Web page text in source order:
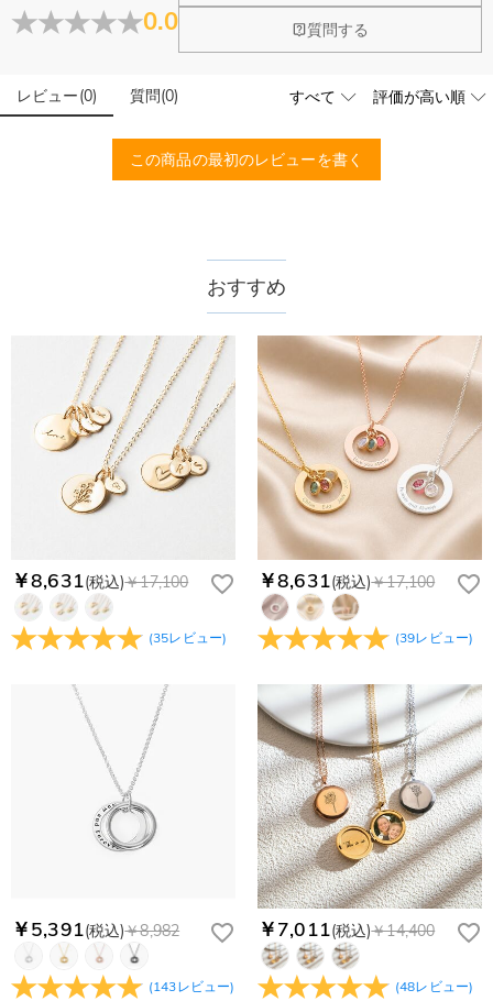
0.0 質問する
レビュー(0) 質問(0)
この商品の最初のレビューを書く
店頭や実店舗とかありますか？
店舗に費やす家賃や保険、人的労力等のコストを節約して、商
営しております。
輝きと高い硬度を誇る最高級品質グレード5Aのキューピッド
ジルコニアを使用しており、その中でも専門の職人によるカッ
トを施し、最上級位のスーパーキュービックジルコニアとなり
こちらの商品を身に付けると、肌が緑色に変色しま
いいえ、肌を緑色に変色させたのは真鍮や銅が含まれた製品で
送料は配送方法によって異なります。通常配送は送料が1,620
円で、11,700円以上で無料になります。速達配送は送料が
4,680円になります。ご注文金額が25,200以上なら速達配送も
無料となります。（一部離島や遠方へご発送の場合、中継料が
別途加算されます。）
注文した商品はいつ届きますか？
認してから制作となります。大量生産品ではなく、一つ一つ手
でお作りしており、予定作業時間は商品ページに記載しており
ます。そしてご購入の際にお選び頂いた「配送方法」の選択に
よって、お届け日数が異なります。詳細は
配送についてまでご
確認ください。.
商品に納品書などの明細書は同梱されますか？
ご注文の納品書・領収書といった明細書は商品に同梱しており
ません。領収書発行をご希望の場合は、ご注文明細をメールに
てご確認ください。
商品を海外へ直接発送することは可能でしょうか。
はい、対応可能です。海外配送をご希望の場合は、カスタマー
サポートまで詳しい海外配送先情報をお送りください。配送先
の国・地域によって送料が異なります。また、海外配送の際は
受取人様に関税が発生する場合がございます。
返品・交換はできますか？
お客様が商品受け取り後、60日以内の未使用品の返品は可能で
す。受注生産品のため、返品は50%の返品手数料(材料費)が発
生致します。詳細は
キャンセル/返品について
までご確認くだ
注文＆支払いについて
注文後に注文の内容を変更できますか？
もし注文確認メールをご確認後、注文内容に間違いでもありま
したら、至急カスタマーサポート【Eメール：
service@drawelry.jp】までご連絡ください。ご連絡頂く時に注
文番号もお送りください。
Drawelryからのメールが届きません。
Drawelryからのメールが届いていない場合、次の可能性が考え
られます。原因①迷惑メールフォルダに移動されている。解決
迷惑メールでないよう操作して、service@drawelry.jp からの
メールが正しく届くように、迷惑メールフィルターの設定を変
更してください。原因②通信状態などによりメールの到着が遅
れている。解決策：数時間たっても届かない場合は、今後お送
りするメールも遅れる可能性がありますので、別のメールアド
レスからお名前とご住所を記載したメールを
service@drawelry.jp へ送信してください。原因③メールアド
レスの入力に誤りがある。解決策：お名前とご住所を記載した
メールを service@drawelry.jp へ送信してください。
支払方法は何がありますか？
Paypal、ApplePay、GooglePayからお選びいただけます。
コンビニ前払いのお支払い期限はいつまででしょう
コンビニ前払いのお支払い期限はご注文から 6 日間となりま
支払い情報は保護されますか？
お支払い情報は高度なセキュリティで保護されております。お
客様のお支払い情報は当社のサーバーに一切保存されません。
Paypal又はクレジットカート発行会社によって処理されます。
個人情報は保護されますか？
当社では、個人情報保護を目的としたコンプライアンスに則
り、プライバシーポリシーを定めています。お客様に安心かつ
安全にご利用いただけるよう最善の注意を払い、個人情報を厳
確認ください
おすすめ
￥8,631(税込)￥17,100
(35レビュー)
￥8,631(税込)￥17,100
(39レビュー)
￥5,391(税込)￥8,982
(143レビュー)
￥7,011(税込)￥14,400
(48レビュー)